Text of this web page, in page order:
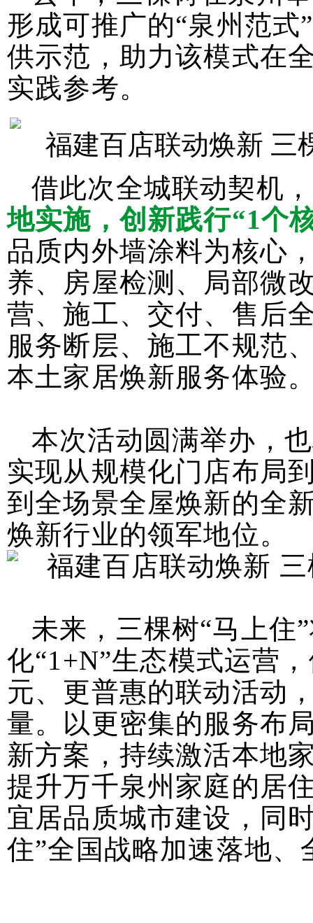
形成可推广的“泉州范式
供示范，助力该模式在
实践参考。
借此次全城联动契机，
地实施，创新践行“1个
品质内外墙涂料为核心
养、房屋检测、局部微
营、施工、交付、售后
服务断层、施工不规范
本土家居焕新服务体验
本次活动圆满举办，
实现从规模化门店布局
到全场景全屋焕新的全
焕新行业的领军地位。
未来，三棵树“马上住
化“1+N”生态模式运营
元、更普惠的联动活动
量。以更密集的服务布
新方案，持续激活本地
提升万千泉州家庭的居
宜居品质城市建设，同
住”全国战略加速落地、